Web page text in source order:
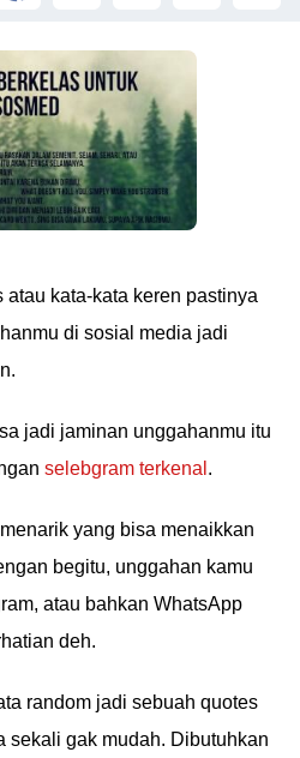
atau kata-kata keren pastinya
di sosial media jadi
jadi jaminan unggahanmu itu
selebgram terkenal .
yang bisa menaikkan
begitu, unggahan kamu
atau bahkan WhatsApp
deh.
random jadi sebuah quotes
sekali gak mudah. Dibutuhkan